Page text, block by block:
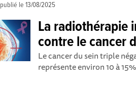
publié le13/08/2025
La radiothérapie
contre le cancer
Le cancer du sein triple
représente environ 10 à